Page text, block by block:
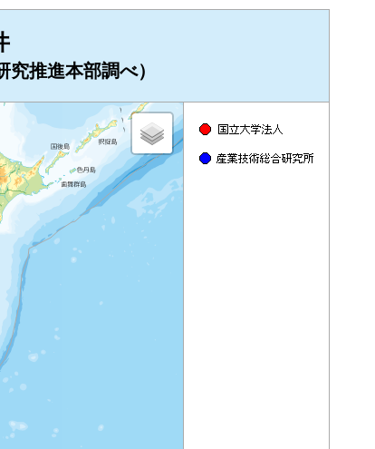
究推進本部調べ）